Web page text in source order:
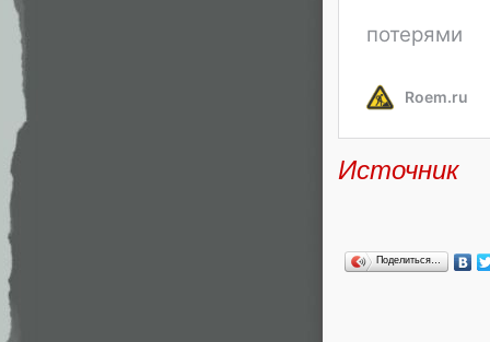
Источник
Поделиться…